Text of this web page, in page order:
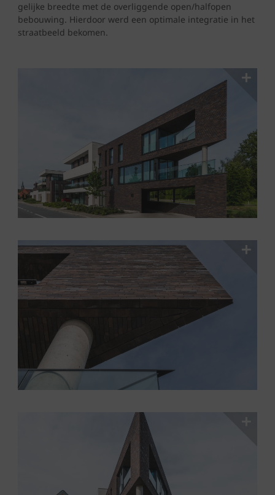
gelijke breedte met de overliggende open/halfopen
bebouwing. Hierdoor werd een optimale integratie in het
straatbeeld bekomen.